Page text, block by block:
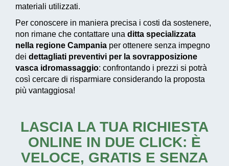
materiali utilizzati.
Per conoscere in maniera precisa i costi da sostenere,
non rimane che contattare una ditta specializzata
nella regione Campania per ottenere senza impegno
dei dettagliati preventivi per la sovrapposizione
vasca idromassaggio: confrontando i prezzi si potrà
così cercare di risparmiare considerando la proposta
più vantaggiosa!
LASCIA LA TUA RICHIESTA
ONLINE IN DUE CLICK: È
VELOCE, GRATIS E SENZA